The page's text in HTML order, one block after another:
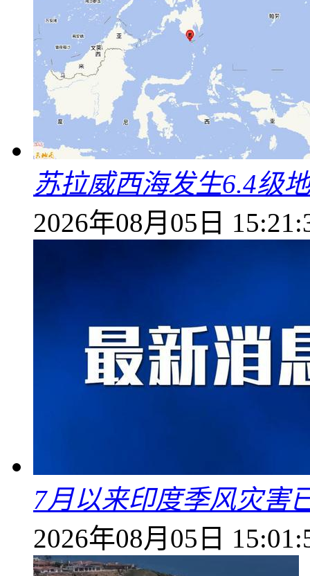
苏拉威西海发生6.4级
2026年08月05日
7月以来印度季风灾害
2026年08月05日